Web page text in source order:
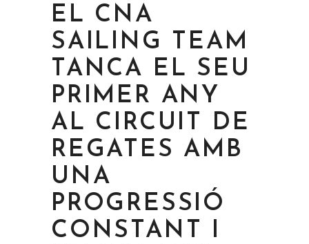
EL CNA
SAILING TEAM
TANCA EL SEU
PRIMER ANY
AL CIRCUIT DE
REGATES AMB
UNA
PROGRESSIÓ
CONSTANT I